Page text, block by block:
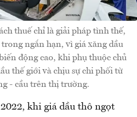
thuế chỉ là giải pháp tình thế,
ngắn hạn, vì giá xăng dầu
động cao, khi phụ thuộc chủ
thế giới và chịu sự chi phối từ
- cầu trên thị trường.
khi giá dầu thô ngọt